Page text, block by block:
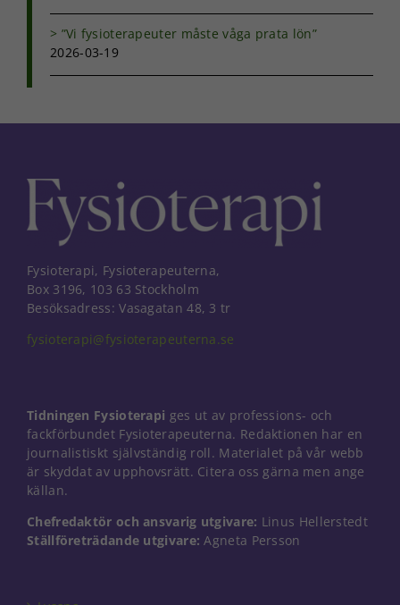
”Vi fysioterapeuter måste våga prata lön”
2026-03-19
Fysioterapi, Fysioterapeuterna,
Box 3196, 103 63 Stockholm
Besöksadress: Vasagatan 48, 3 tr
fysioterapi@fysioterapeuterna.se
Tidningen Fysioterapi ges ut av professions- och
fackförbundet Fysioterapeuterna. Redaktionen har en
journalistiskt självständig roll. Materialet på vår webb
är skyddat av upphovsrätt. Citera oss gärna men ange
källan.
Chefredaktör och ansvarig utgivare: Linus Hellerstedt
Ställföreträdande utgivare: Agneta Persson